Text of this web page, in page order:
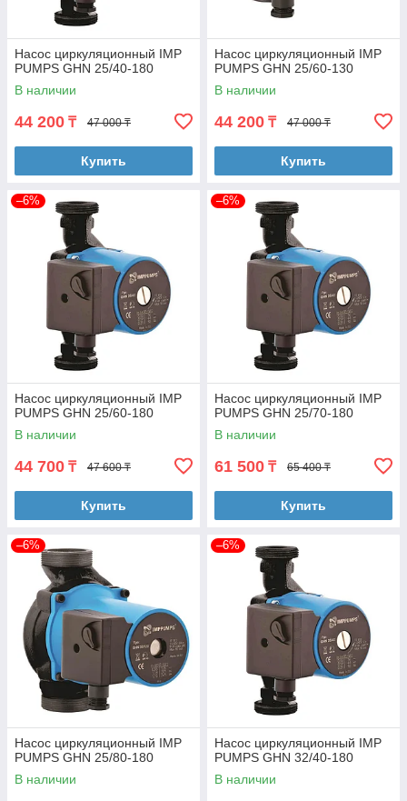
Насос циркуляционный IMP
PUMPS GHN 25/40-180
В наличии
44 200 ₸ 47 000 ₸
Купить
Насос циркуляционный IMP
PUMPS GHN 25/60-130
В наличии
44 200 ₸ 47 000 ₸
Купить
–6%
Насос циркуляционный IMP
PUMPS GHN 25/60-180
В наличии
44 700 ₸ 47 600 ₸
Купить
–6%
Насос циркуляционный IMP
PUMPS GHN 25/70-180
В наличии
61 500 ₸ 65 400 ₸
Купить
–6%
Насос циркуляционный IMP
PUMPS GHN 25/80-180
В наличии
–6%
Насос циркуляционный IMP
PUMPS GHN 32/40-180
В наличии